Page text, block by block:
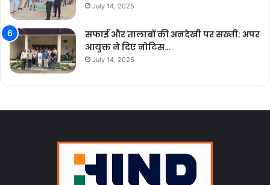
July 14, 2025
सफाई और तालाबों की अनदेखी पर सख्ती: अपर
आयुक्त ने दिए नोटिस…
July 14, 2025